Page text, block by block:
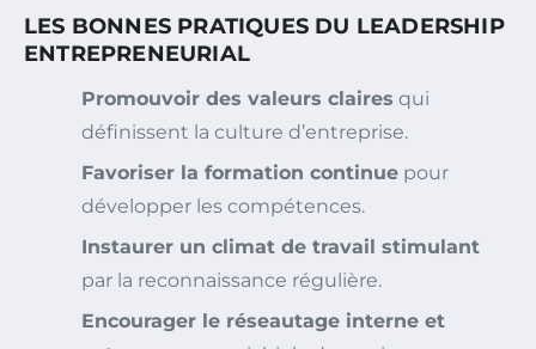
LES BONNES PRATIQUES DU LEADERSHIP
ENTREPRENEURIAL
Promouvoir des valeurs claires qui
définissent la culture d’entreprise.
Favoriser la formation continue pour
développer les compétences.
Instaurer un climat de travail stimulant
par la reconnaissance régulière.
Encourager le réseautage interne et